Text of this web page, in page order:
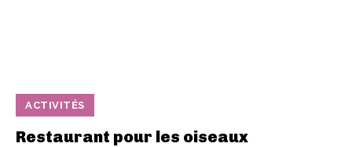
ACTIVITÉS
Restaurant pour les oiseaux